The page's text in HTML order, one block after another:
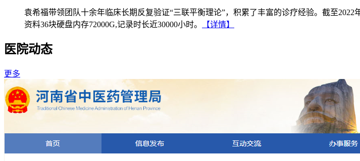
袁希福带领团队十余年临床长期反复验证“三联平衡理论”，积累了丰富的诊疗经验。截至
资料36块硬盘内存72000G,记录时长近30000小时。
【详情】
医院动态
更多